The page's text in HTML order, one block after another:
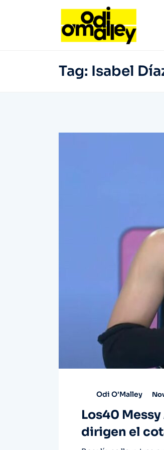
Tag: Isabel
Odi O'Malley
Los40
dirigen el